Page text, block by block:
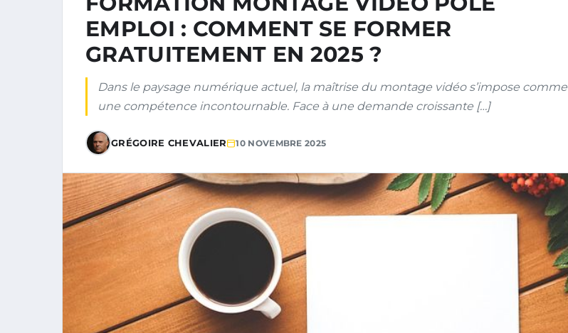
EMPLOI : COMMENT SE FORMER
GRATUITEMENT EN 2025 ?
Dans le paysage numérique actuel, la maîtrise du montage vidéo s’impose comme
une compétence incontournable. Face à une demande croissante […]
GRÉGOIRE CHEVALIER 10 NOVEMBRE 2025